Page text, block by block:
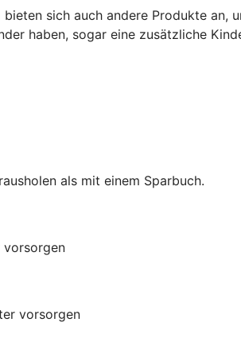
sich auch andere Produkte
haben, sogar eine zusätzliche
als mit einem Sparbuch.
vorsorgen
vorsorgen